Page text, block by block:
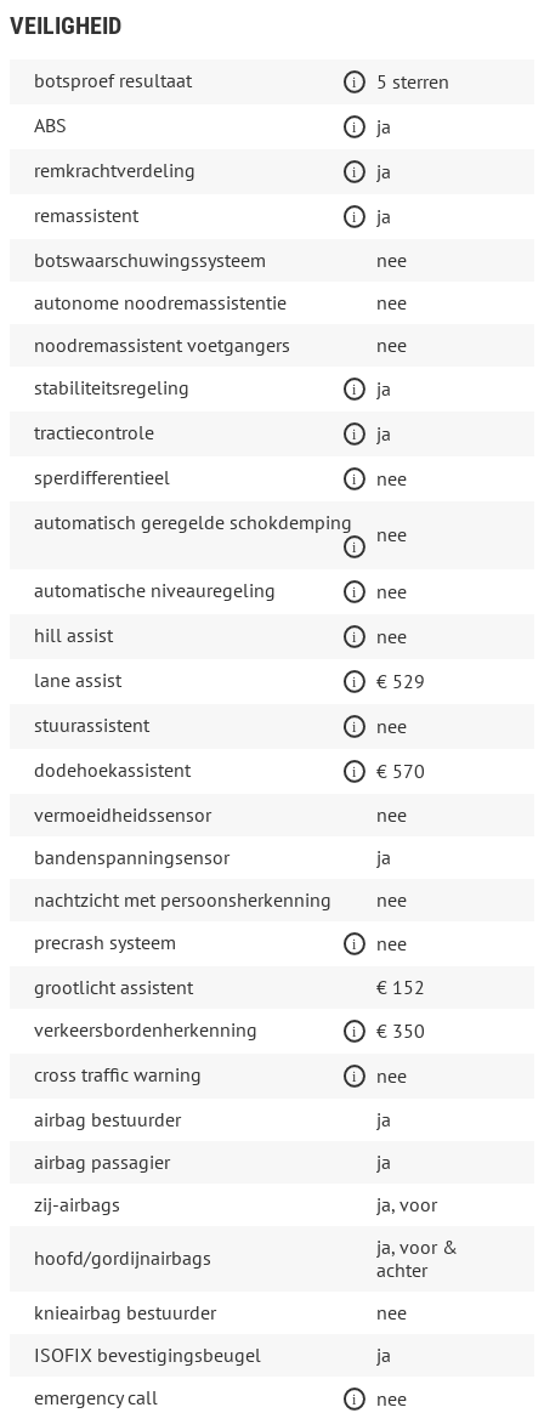
VEILIGHEID
botsproef resultaat
5 sterren
ABS
ja
remkrachtverdeling
ja
remassistent
ja
botswaarschuwingssysteem
nee
autonome noodremassistentie
nee
noodremassistent voetgangers
nee
stabiliteitsregeling
ja
tractiecontrole
ja
sperdifferentieel
nee
automatisch geregelde schokdemping
nee
automatische niveauregeling
nee
hill assist
nee
lane assist
€ 529
stuurassistent
nee
dodehoekassistent
€ 570
vermoeidheidssensor
nee
bandenspanningsensor
ja
nachtzicht met persoonsherkenning
nee
precrash systeem
nee
grootlicht assistent
€ 152
verkeersbordenherkenning
€ 350
cross traffic warning
nee
airbag bestuurder
ja
airbag passagier
ja
zij-airbags
ja, voor
hoofd/gordijnairbags
ja, voor &
achter
knieairbag bestuurder
nee
ISOFIX bevestigingsbeugel
ja
emergency call
nee